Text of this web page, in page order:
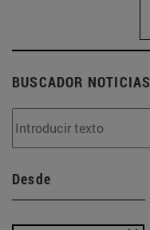
BUSCADOR NOTICIAS
Desde